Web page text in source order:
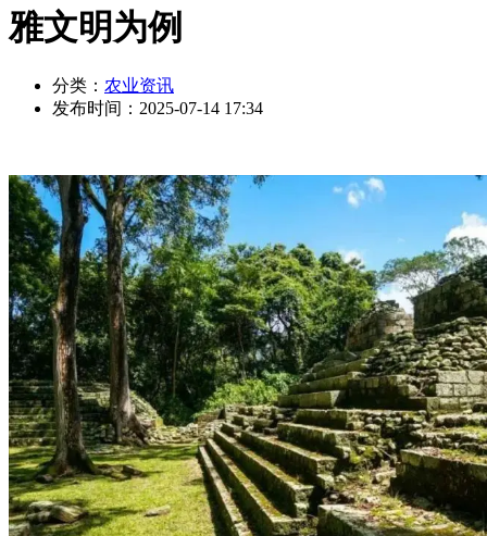
雅文明为例
分类： 农业资讯
发布时间： 2025-07-14 17:34